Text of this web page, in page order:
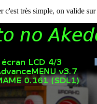
c'est très simple, on valide sur